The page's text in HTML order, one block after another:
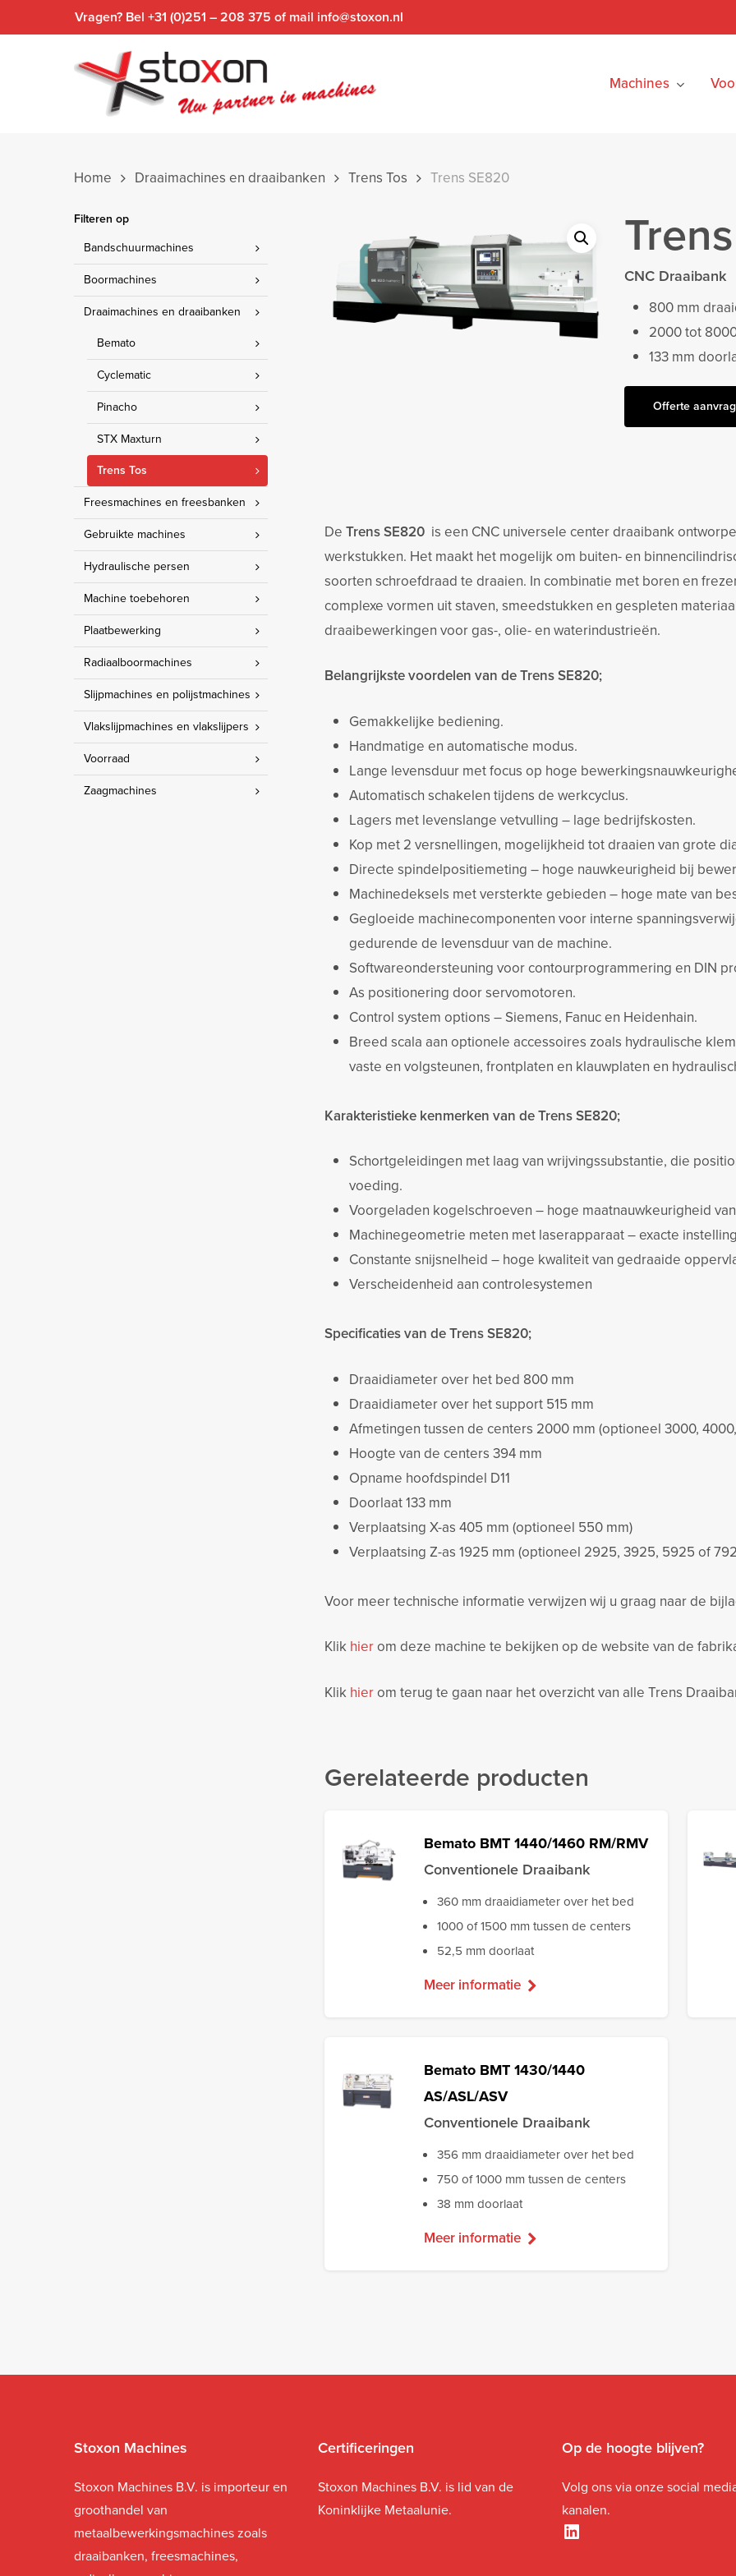
to
Vragen? Bel +31 (0)251 – 208 375 of mail info@stoxon.nl
Machines
Home Draaimachines en draaibanken Trens Tos Trens SE820
Filteren op
Bandschuurmachines
Boormachines
Draaimachines en draaibanken
Bemato
Cyclematic
Pinacho
STX Maxturn
Trens Tos
Freesmachines en freesbanken
Gebruikte machines
Hydraulische persen
Machine toebehoren
Plaatbewerking
Radiaalboormachines
Slijpmachines en polijstmachines
Vlakslijpmachines en vlakslijpers
Voorraad
Zaagmachines
CNC Draaibank
800 mm
2000 tot
133 mm
Offerte
DeTrens SE820 is een CNC universele center draaibank
werkstukken. Het maakt het mogelijk om buiten- en
soorten schroefdraad te draaien. In combinatie met boren en
complexe vormen uit staven, smeedstukken en gespleten
draaibewerkingen voor gas-, olie- en waterindustrieën.
Belangrijkste voordelen van de Trens SE820;
Gemakkelijke bediening.
Handmatige en automatische modus.
Lange levensduur met focus op hoge
Automatisch schakelen tijdens de werkcyclus.
Lagers met levenslange vetvulling – lage bedrijfskosten.
Kop met 2 versnellingen, mogelijkheid tot draaien van grote
Directe spindelpositiemeting – hoge nauwkeurigheid bij
Machinedeksels met versterkte gebieden – hoge mate van
Gegloeide machinecomponenten voor interne
gedurende de levensduur van de machine.
Softwareondersteuning voor contourprogrammering en DIN
As positionering door servomotoren.
Control system options – Siemens, Fanuc en Heidenhain.
Breed scala aan optionele accessoires zoals hydraulische
vaste en volgsteunen, frontplaten en klauwplaten en
Karakteristieke kenmerken van de Trens SE820;
Schortgeleidingen met laag van wrijvingssubstantie, die
voeding.
Voorgeladen kogelschroeven – hoge maatnauwkeurigheid
Machinegeometrie meten met laserapparaat – exacte
Constante snijsnelheid – hoge kwaliteit van gedraaide
Verscheidenheid aan controlesystemen
Specificaties van de Trens SE820;
Draaidiameter over het bed 800 mm
Draaidiameter over het support 515 mm
Afmetingen tussen de centers 2000 mm (optioneel 3000,
Hoogte van de centers 394 mm
Opname hoofdspindel D11
Doorlaat 133 mm
Verplaatsing X-as 405 mm (optioneel 550 mm)
Verplaatsing Z-as 1925 mm (optioneel 2925, 3925, 5925 of
Voor meer technische informatie verwijzen wij u graag naar de
Klik hierom deze machine te bekijken op de website van de
Klik hierom terug te gaan naar het overzicht van alle Trens
Gerelateerde producten
Bemato BMT 1440/1460 RM/RMV
Conventionele Draaibank
360 mm draaidiameter over het bed
1000 of 1500 mm tussen de centers
52,5 mm doorlaat
Meer informatie
Bemato BMT 1430/1440
AS/ASL/ASV
Conventionele Draaibank
356 mm draaidiameter over het bed
750 of 1000 mm tussen de centers
38 mm doorlaat
Meer informatie
Stoxon Machines
Stoxon Machines B.V. is importeur en
groothandel van
metaalbewerkingsmachines zoals
draaibanken, freesmachines,
Certificeringen
Stoxon Machines B.V. is lid van de
Koninklijke Metaalunie.
Op de hoogte blijven?
Volg ons via onze social
kanalen.
LinkedIn